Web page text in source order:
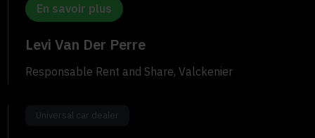
En savoir plus
Levi Van Der Perre
Responsable Rent and Share, Valckenier
Universal car dealer